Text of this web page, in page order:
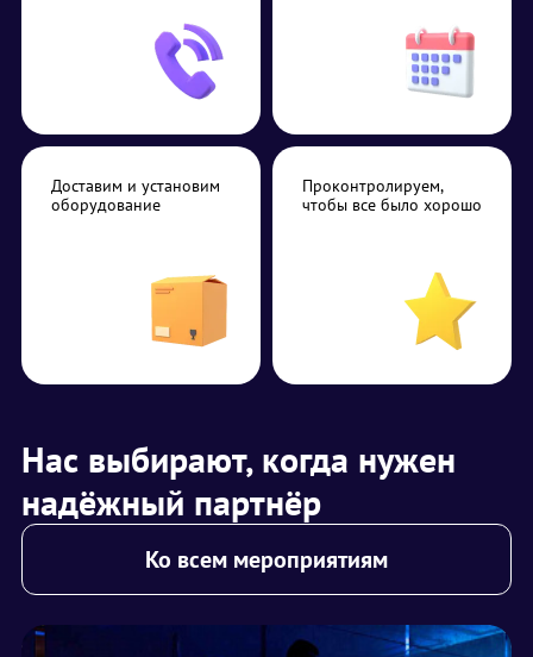
Доставим и установим
оборудование
Проконтролируем,
чтобы все было хорошо
Нас выбирают, когда нужен
надёжный партнёр
Ко всем мероприятиям